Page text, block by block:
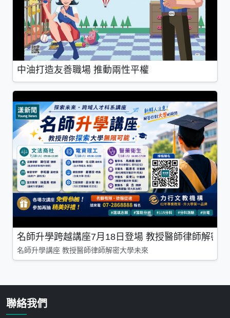
中油打造友善職場 推動兩性平權
名師升學跨越講座7月18日登場 教授醫師律師解密
名師升學講座 教授醫師律師解密大學未來
聯絡我們